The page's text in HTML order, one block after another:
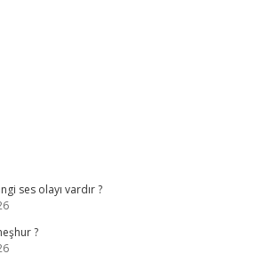
ses olayı vardır ?
?